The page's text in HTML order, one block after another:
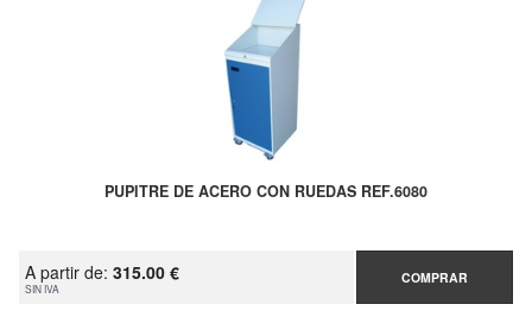
PUPITRE DE ACERO CON RUEDAS REF.6080
A partir de: 315.00 €
SIN IVA
COMPRAR